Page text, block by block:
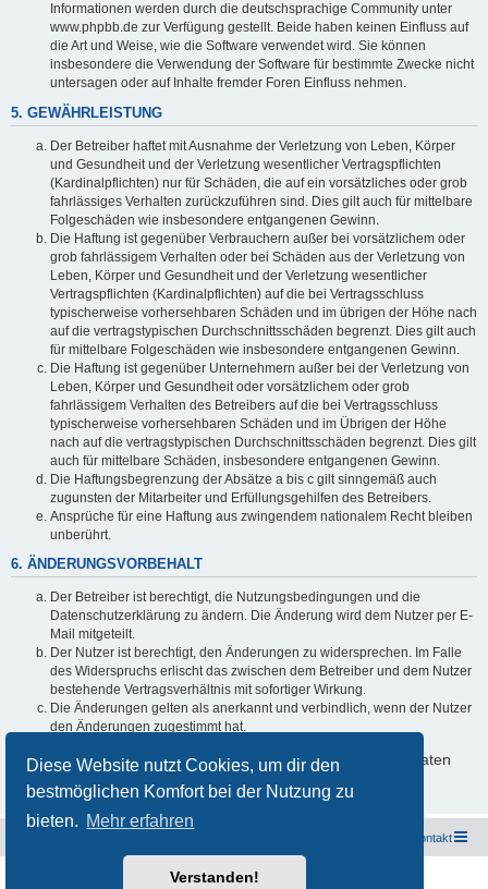
Diese Website nutzt Cookies, um dir den
bestmöglichen Komfort bei der Nutzung zu
bieten. Mehr erfahren
Verstanden!
Informationen werden durch die deutschsprachige Community unter
www.phpbb.de zur Verfügung gestellt. Beide haben keinen Einfluss auf
die Art und Weise, wie die Software verwendet wird. Sie können
insbesondere die Verwendung der Software für bestimmte Zwecke nicht
untersagen oder auf Inhalte fremder Foren Einfluss nehmen.
5. GEWÄHRLEISTUNG
Der Betreiber haftet mit Ausnahme der Verletzung von Leben, Körper
und Gesundheit und der Verletzung wesentlicher Vertragspflichten
(Kardinalpflichten) nur für Schäden, die auf ein vorsätzliches oder grob
fahrlässiges Verhalten zurückzuführen sind. Dies gilt auch für mittelbare
Folgeschäden wie insbesondere entgangenen Gewinn.
Die Haftung ist gegenüber Verbrauchern außer bei vorsätzlichem oder
grob fahrlässigem Verhalten oder bei Schäden aus der Verletzung von
Leben, Körper und Gesundheit und der Verletzung wesentlicher
Vertragspflichten (Kardinalpflichten) auf die bei Vertragsschluss
typischerweise vorhersehbaren Schäden und im übrigen der Höhe nach
auf die vertragstypischen Durchschnittsschäden begrenzt. Dies gilt auch
für mittelbare Folgeschäden wie insbesondere entgangenen Gewinn.
Die Haftung ist gegenüber Unternehmern außer bei der Verletzung von
Leben, Körper und Gesundheit oder vorsätzlichem oder grob
fahrlässigem Verhalten des Betreibers auf die bei Vertragsschluss
typischerweise vorhersehbaren Schäden und im Übrigen der Höhe
nach auf die vertragstypischen Durchschnittsschäden begrenzt. Dies gilt
auch für mittelbare Schäden, insbesondere entgangenen Gewinn.
Die Haftungsbegrenzung der Absätze a bis c gilt sinngemäß auch
zugunsten der Mitarbeiter und Erfüllungsgehilfen des Betreibers.
Ansprüche für eine Haftung aus zwingendem nationalem Recht bleiben
unberührt.
6. ÄNDERUNGSVORBEHALT
Der Betreiber ist berechtigt, die Nutzungsbedingungen und die
Datenschutzerklärung zu ändern. Die Änderung wird dem Nutzer per E-
Mail mitgeteilt.
Der Nutzer ist berechtigt, den Änderungen zu widersprechen. Im Falle
des Widerspruchs erlischt das zwischen dem Betreiber und dem Nutzer
bestehende Vertragsverhältnis mit sofortiger Wirkung.
Die Änderungen gelten als anerkannt und verbindlich, wenn der Nutzer
den Änderungen zugestimmt hat.
Informationen über den Umgang mit deinen persönlichen Daten
sind in der Datenschutzerklärung enthalten.
Kontakt
phpBB® Forum Software © phpBB Limited